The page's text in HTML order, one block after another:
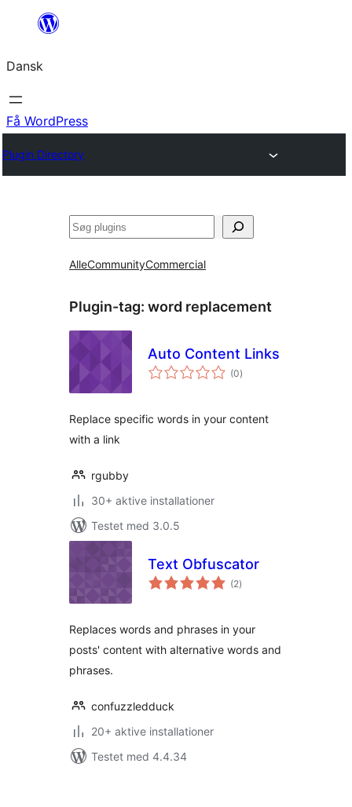
Spring
indhold
Dansk
Få WordPress
Plugin Directory
Søg
AlleCommunityCommercial
Plugin-tag: word replacement
Auto Content Links
(0totale
bedømmelser
)
Replace specific words in your content
with a link
rgubby
30+ aktive installationer
Testet med 3.0.5
Text Obfuscator
(2totale
bedømmelser
)
Replaces words and phrases in your
posts' content with alternative words and
phrases.
confuzzledduck
20+ aktive installationer
Testet med 4.4.34